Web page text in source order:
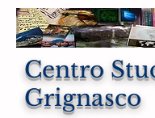
Centro
Grignasco